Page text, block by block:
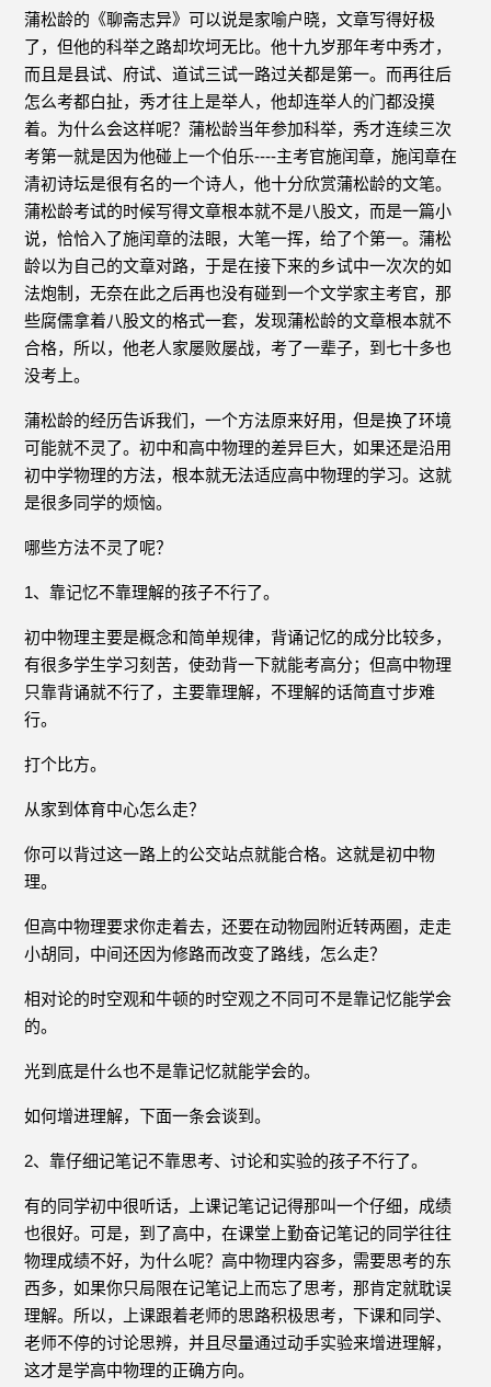
蒲松龄的《聊斋志异》可以说是家喻户晓，文章写得好极
了，但他的科举之路却坎坷无比。他十九岁那年考中秀才，
而且是县试、府试、道试三试一路过关都是第一。而再往后
怎么考都白扯，秀才往上是举人，他却连举人的门都没摸
着。为什么会这样呢？蒲松龄当年参加科举，秀才连续三次
考第一就是因为他碰上一个伯乐----主考官施闰章，施闰章在
清初诗坛是很有名的一个诗人，他十分欣赏蒲松龄的文笔。
蒲松龄考试的时候写得文章根本就不是八股文，而是一篇小
说，恰恰入了施闰章的法眼，大笔一挥，给了个第一。蒲松
龄以为自己的文章对路，于是在接下来的乡试中一次次的如
法炮制，无奈在此之后再也没有碰到一个文学家主考官，那
些腐儒拿着八股文的格式一套，发现蒲松龄的文章根本就不
合格，所以，他老人家屡败屡战，考了一辈子，到七十多也
没考上。
蒲松龄的经历告诉我们，一个方法原来好用，但是换了环境
可能就不灵了。初中和高中物理的差异巨大，如果还是沿用
初中学物理的方法，根本就无法适应高中物理的学习。这就
是很多同学的烦恼。
哪些方法不灵了呢？
1、靠记忆不靠理解的孩子不行了。
初中物理主要是概念和简单规律，背诵记忆的成分比较多，
有很多学生学习刻苦，使劲背一下就能考高分；但高中物理
只靠背诵就不行了，主要靠理解，不理解的话简直寸步难
行。
打个比方。
从家到体育中心怎么走？
你可以背过这一路上的公交站点就能合格。这就是初中物
理。
但高中物理要求你走着去，还要在动物园附近转两圈，走走
小胡同，中间还因为修路而改变了路线，怎么走？
相对论的时空观和牛顿的时空观之不同可不是靠记忆能学会
的。
光到底是什么也不是靠记忆就能学会的。
如何增进理解，下面一条会谈到。
2、靠仔细记笔记不靠思考、讨论和实验的孩子不行了。
有的同学初中很听话，上课记笔记记得那叫一个仔细，成绩
也很好。可是，到了高中，在课堂上勤奋记笔记的同学往往
物理成绩不好，为什么呢？高中物理内容多，需要思考的东
西多，如果你只局限在记笔记上而忘了思考，那肯定就耽误
理解。所以，上课跟着老师的思路积极思考，下课和同学、
老师不停的讨论思辨，并且尽量通过动手实验来增进理解，
这才是学高中物理的正确方向。